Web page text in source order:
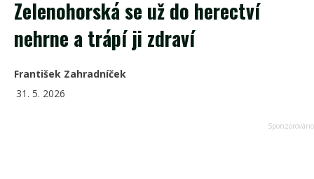
Zelenohorská se už do herectví
nehrne a trápí ji zdraví
František Zahradníček
31. 5. 2026